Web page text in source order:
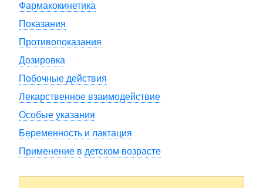
Фармакокинетика
Показания
Противопоказания
Дозировка
Побочные действия
Лекарственное взаимодействие
Особые указания
Беременность и лактация
Применение в детском возрасте